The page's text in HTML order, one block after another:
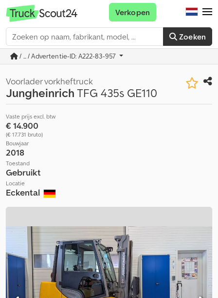
Zoeken
Verkopen
/ ... / Advertentie-ID: A222-83-957
Voorlader vorkheftruck
JungheinrichTFG 435s GE110
Vaste prijs excl. btw
€ 14.900
(€ 17.731 bruto)
Bouwjaar
2018
Toestand
Gebruikt
Locatie
Eckental